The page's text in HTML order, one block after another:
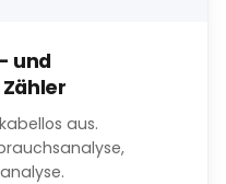
und
aus.